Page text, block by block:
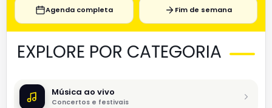
Agenda completa Fim de semana
EXPLORE POR CATEGORIA
Música ao vivo
Concertos e festivais